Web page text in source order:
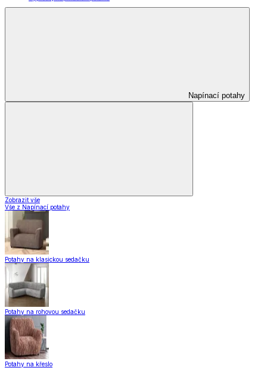
Napínací potahy
Zobrazit vše
Vše z Napínací potahy
Potahy na klasickou sedačku
Potahy na rohovou sedačku
Potahy na křeslo